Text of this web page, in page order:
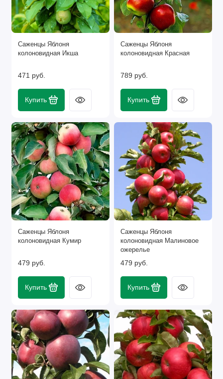
Саженцы Яблоня
колоновидная Икша
471 руб.
Купить
Саженцы Яблоня
колоновидная Красная
789 руб.
Купить
Саженцы Яблоня
колоновидная Кумир
479 руб.
Купить
Саженцы Яблоня
колоновидная Малиновое
ожерелье
479 руб.
Купить